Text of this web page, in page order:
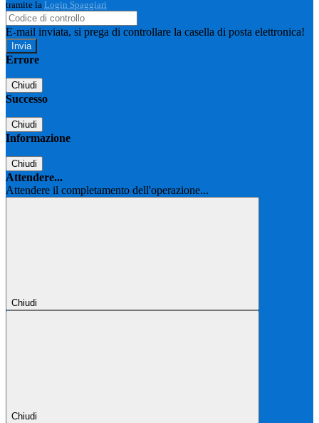
tramite la Login Spaggiari
E-mail inviata, si prega di controllare la casella di posta elettronica!
Errore
Chiudi
Successo
Chiudi
Informazione
Chiudi
Attendere...
Attendere il completamento dell'operazione...
Chiudi
Chiudi